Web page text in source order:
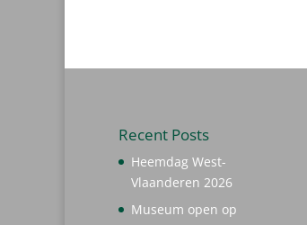
Recent Posts
Heemdag West-
Vlaanderen 2026
Museum open op